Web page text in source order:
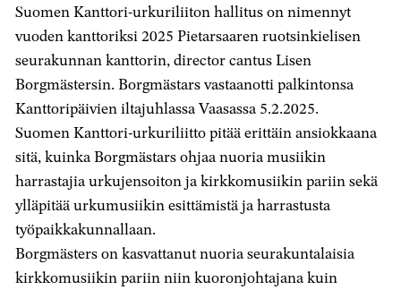
palvelussa
Suomen Kanttori-urkuriliiton hallitus on nimennyt
vuoden kanttoriksi 2025 Pietarsaaren ruotsinkielisen
seurakunnan kanttorin, director cantus Lisen
Borgmästersin. Borgmästars vastaanotti palkintonsa
Kanttoripäivien iltajuhlassa Vaasassa 5.2.2025.
Suomen Kanttori-urkuriliitto pitää erittäin ansiokkaana
sitä, kuinka Borgmästars ohjaa nuoria musiikin
harrastajia urkujensoiton ja kirkkomusiikin pariin sekä
ylläpitää urkumusiikin esittämistä ja harrastusta
työpaikkakunnallaan.
Borgmästers on kasvattanut nuoria seurakuntalaisia
kirkkomusiikin pariin niin kuoronjohtajana kuin